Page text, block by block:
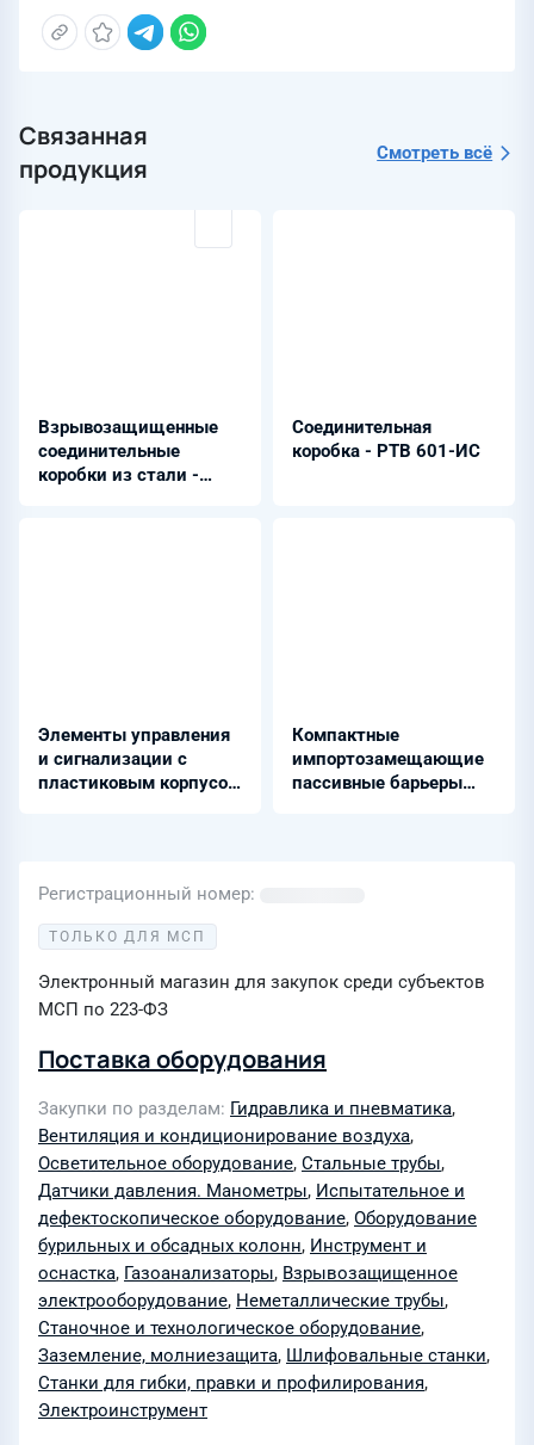
Связанная
продукция
Смотреть всё
Взрывозащищенные
соединительные
коробки из стали -
Соединительная
коробка - РТВ 601-ИС
Элементы управления
и сигнализации с
пластиковым корпусом
Компактные
импортозамещающие
пассивные барьеры
Регистрационный номер
ТОЛЬКО ДЛЯ МСП
Электронный магазин для закупок среди субъектов
МСП по 223-ФЗ
Поставка оборудования
Закупки по разделам Гидравлика и пневматика,
Вентиляция и кондиционирование воздуха,
Осветительное оборудование, Стальные трубы,
Датчики давления. Манометры, Испытательное и
дефектоскопическое оборудование, Оборудование
бурильных и обсадных колонн, Инструмент и
оснастка, Газоанализаторы, Взрывозащищенное
электрооборудование, Неметаллические трубы,
Станочное и технологическое оборудование,
Заземление, молниезащита, Шлифовальные станки,
Станки для гибки, правки и профилирования,
Электроинструмент